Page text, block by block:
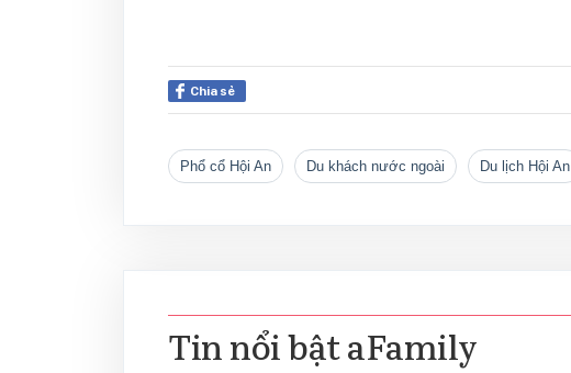
Chia sẻ
Phổ cổ Hội An Du khách nước ngoài du lịch Hội An
Tin nổi bật aFamily